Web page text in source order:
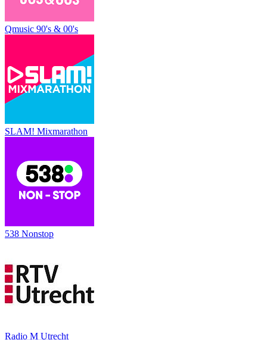
Qmusic 90's & 00's
SLAM! Mixmarathon
538 Nonstop
Radio M Utrecht